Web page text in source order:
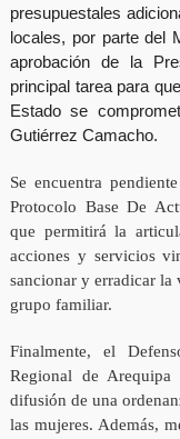
presupuestales
locales, por parte del
aprobación de la
principal tarea para
Estado se
Gutiérrez Camacho.
Se encuentra
Protocolo Base De
que permitirá la
acciones y servicios
sancionar y erradicar la
grupo familiar.
Finalmente, el
Regional de Arequipa
difusión de una
las mujeres. Además,